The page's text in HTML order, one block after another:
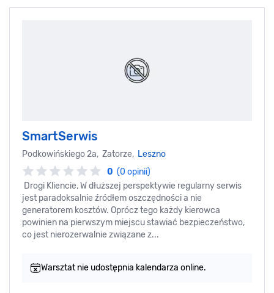
SmartSerwis
Podkowińskiego 2a, Zatorze, Leszno
0 (0 opinii)
Drogi Kliencie, W dłuższej perspektywie regularny serwis
jest paradoksalnie źródłem oszczędności a nie
generatorem kosztów. Oprócz tego każdy kierowca
powinien na pierwszym miejscu stawiać bezpieczeństwo,
co jest nierozerwalnie związane z...
Warsztat nie udostępnia kalendarza online.